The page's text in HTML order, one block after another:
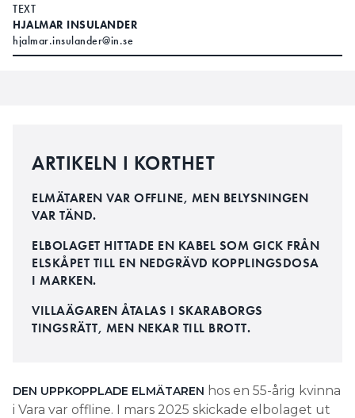
TEXT
HJALMAR INSULANDER
hjalmar.insulander@in.se
ARTIKELN I KORTHET
ELMÄTAREN VAR OFFLINE, MEN BELYSNINGEN
VAR TÄND.
ELBOLAGET HITTADE EN KABEL SOM GICK FRÅN
ELSKÅPET TILL EN NEDGRÄVD KOPPLINGSDOSA
I MARKEN.
VILLAÄGAREN ÅTALAS I SKARABORGS
TINGSRÄTT, MEN NEKAR TILL BROTT.
DEN UPPKOPPLADE ELMÄTAREN hos en 55-årig kvinna
i Vara var offline. I mars 2025 skickade elbolaget ut